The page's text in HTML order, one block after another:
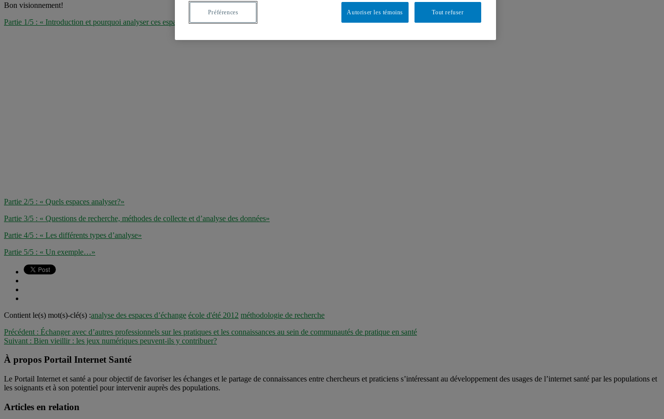
Bon visionnement!
Partie 1/5 : « Introduction et pourquoi analyser ces espaces »
Partie 2/5 : « Quels espaces analyser?»
Partie 3/5 : « Questions de recherche, méthodes de collecte et d’analyse des données»
Partie 4/5 : « Les différents types d’analyse»
Partie 5/5 : « Un exemple…»
Contient le(s) mot(s)-clé(s) :analyse des espaces d’échange école d'été 2012 méthodologie de recherche
Précédent : Échanger avec d’autres professionnels sur les pratiques et les connaissances au sein de communautés de pratique en santé
Suivant : Bien vieillir : les jeux numériques peuvent-ils y contribuer?
À propos Portail Internet Santé
Le Portail Internet et santé a pour objectif de favoriser les échanges et le partage de connaissances entre chercheurs et praticiens s’intéressant au développement des usages de l’internet santé par les populations et
les soignants et à son potentiel pour intervenir auprès des populations.
Articles en relation
Tout refuser
Autoriser les témoins
Préférences